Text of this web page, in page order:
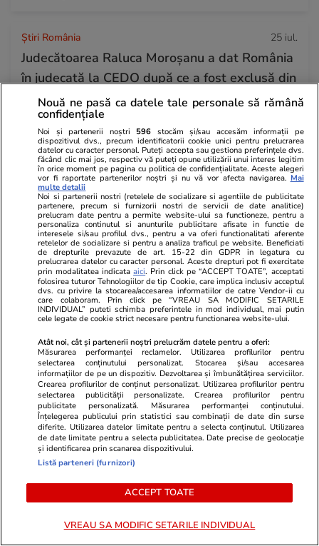
Știri România 25 iul.
Judecătoarea Raluca Moroșanu a dat România
în judecată la CEDO după ce a fost exclusă din
două dosare în urma documentarului Recorder
„Justiție capturată”
Horoscop 24 iul.
Horoscop Urania | Previziuni astrologice pentru
perioada 25 – 31 iulie 2026. Luna Plină în
Vărsător
Vacanțe și Cultură 25 iul.
Compania aeriană Qantas, zbor
record de 19 ore din Franța în
Australia. Ce pățește corpul tău
când stai aproape o zi întreagă în
Horoscop
Horoscop
relația cu
fondul unui
muncă
Nouă ne pasă ca datele tale personale să rămână
confidențiale
Noi și partenerii noștri 596 stocăm și/sau accesăm informații pe
dispozitivul dvs., precum identificatorii cookie unici pentru prelucrarea
datelor cu caracter personal. Puteți accepta sau gestiona preferințele dvs.
făcând clic mai jos, respectiv vă puteți opune utilizării unui interes legitim
în orice moment pe pagina cu politica de confidențialitate. Aceste alegeri
vor fi raportate partenerilor noștri și nu vă vor afecta navigarea. Mai
multe detalii
Noi si partenerii nostri (retelele de socializare si agentiile de publicitate
partenere, precum si furnizorii nostri de servicii de date analitice)
prelucram date pentru a permite website-ului sa functioneze, pentru a
personaliza continutul si anunturile publicitare afisate in functie de
interesele si/sau profilul dvs., pentru a va oferi functionalitati aferente
retelelor de socializare si pentru a analiza traficul pe website. Beneficiati
de drepturile prevazute de art. 15-22 din GDPR in legatura cu
prelucrarea datelor cu caracter personal. Aceste drepturi pot fi exercitate
prin modalitatea indicataaici. Prin click pe “ACCEPT TOATE”, acceptati
folosirea tuturor Tehnologiilor de tip Cookie, care implica inclusiv acceptul
dvs. cu privire la stocarea/accesarea informatiilor de catre Vendor-ii cu
care colaboram. Prin click pe “VREAU SA MODIFIC SETARILE
INDIVIDUAL” puteti schimba preferintele in mod individual, mai putin
cele legate de cookie strict necesare pentru functionarea website-ului.
Atât noi, cât și partenerii noștri prelucrăm datele pentru a oferi:
Măsurarea performanței reclamelor. Utilizarea profilurilor pentru
selectarea conținutului personalizat. Stocarea și/sau accesarea
informațiilor de pe un dispozitiv. Dezvoltarea și îmbunătățirea serviciilor.
Crearea profilurilor de conținut personalizat. Utilizarea profilurilor pentru
selectarea publicității personalizate. Crearea profilurilor pentru
publicitate personalizată. Măsurarea performanței conținutului.
Înțelegerea publicului prin statistici sau combinații de date din surse
diferite. Utilizarea datelor limitate pentru a selecta conținutul. Utilizarea
de date limitate pentru a selecta publicitatea. Date precise de geolocație
și identificarea prin scanarea dispozitivului.
Listă parteneri (furnizori)
ACCEPT TOATE
VREAU SA MODIFIC SETARILE INDIVIDUAL